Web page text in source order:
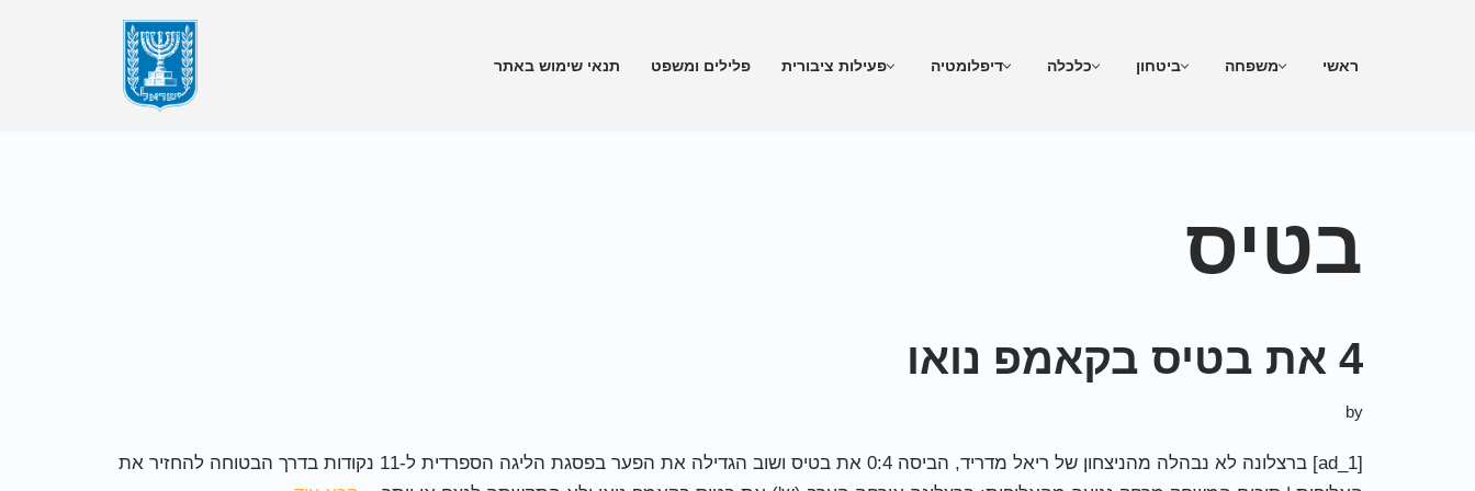
ראשי משפחה ביטחון כלכלה דיפלומטיה פעילות ציבורית פלילים ומשפט תנאי שימוש באתר
בטיס
4 את בטיס בקאמפ נואו
by
[ad_1] ברצלונה לא נבהלה מהניצחון של ריאל מדריד, הביסה 0:4 את בטיס ושוב הגדילה את הפער בפסגת הליגה הספרדית ל-11 נקודות בדרך הבטוחה להחזיר את